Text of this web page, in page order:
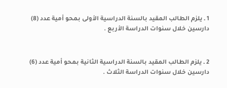
1 ـ يلزم الطالب المقيد بالسنة الدراسية الأولى بمحو أمية عدد (8)
دارسين خلال سنوات الدراسة الأربع .
2 ـ يلزم الطالب المقيد بالسنة الدراسية الثانية بمحو أمية عدد (6)
دارسين خلال سنوات الدراسة الثلاث .